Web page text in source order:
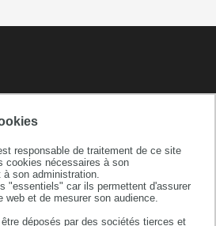
responsable de traitement de ce site
cookies nécessaires à son
son administration.
"essentiels" car ils permettent d'assurer
web et de mesurer son audience.
déposés par des sociétés tierces et